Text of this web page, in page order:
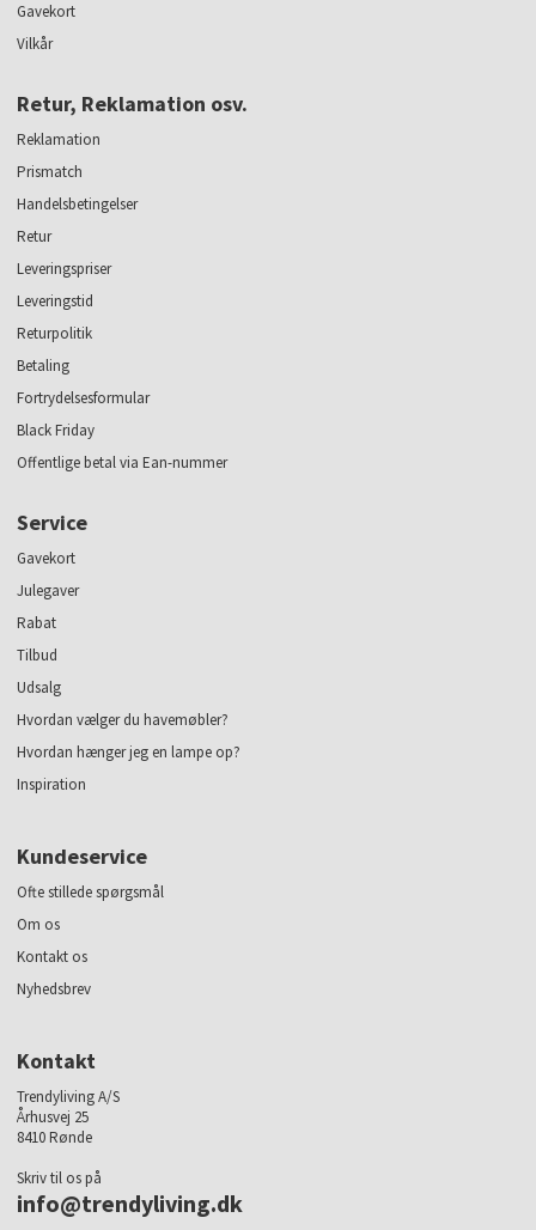
Gavekort
Vilkår
Retur, Reklamation osv.
Reklamation
Prismatch
Handelsbetingelser
Retur
Leveringspriser
Leveringstid
Returpolitik
Betaling
Fortrydelsesformular
Black Friday
Offentlige betal via Ean-nummer
Service
Gavekort
Julegaver
Rabat
Tilbud
Udsalg
Hvordan vælger du havemøbler?
Hvordan hænger jeg en lampe op?
Inspiration
Kundeservice
Ofte stillede spørgsmål
Om os
Kontakt os
Nyhedsbrev
Kontakt
Trendyliving A/S
Århusvej 25
8410 Rønde
Skriv til os på
info@trendyliving.dk